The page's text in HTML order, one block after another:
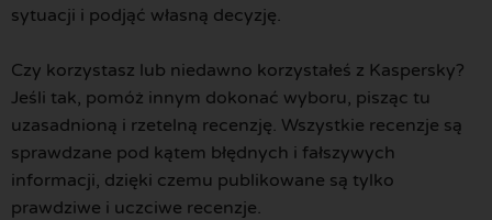
sytuacji i podjąć własną decyzję.
Czy korzystasz lub niedawno korzystałeś z Kaspersky?
Jeśli tak, pomóż innym dokonać wyboru, pisząc tu
uzasadnioną i rzetelną recenzję. Wszystkie recenzje są
sprawdzane pod kątem błędnych i fałszywych
informacji, dzięki czemu publikowane są tylko
prawdziwe i uczciwe recenzje.